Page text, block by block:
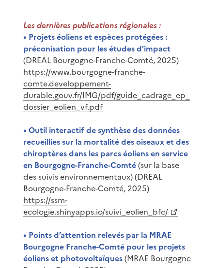
Les dernières publications régionales :
• Projets éoliens et espèces protégées :
préconisation pour les études d’impact
(DREAL Bourgogne-Franche-Comté, 2025)
https://www.bourgogne-franche-
comte.developpement-
durable.gouv.fr/IMG/pdf/guide_cadrage_ep_
dossier_eolien_vf.pdf
• Outil interactif de synthèse des données
recueillies sur la mortalité des oiseaux et des
chiroptères dans les parcs éoliens en service
en Bourgogne-Franche-Comté(sur la base
des suivis environnementaux) (DREAL
Bourgogne-Franche-Comté, 2025)
https://ssm-
ecologie.shinyapps.io/suivi_eolien_bfc/
• Points d’attention relevés par la MRAE
Bourgogne Franche-Comté pour les projets
éoliens et photovoltaïques(MRAE Bourgogne